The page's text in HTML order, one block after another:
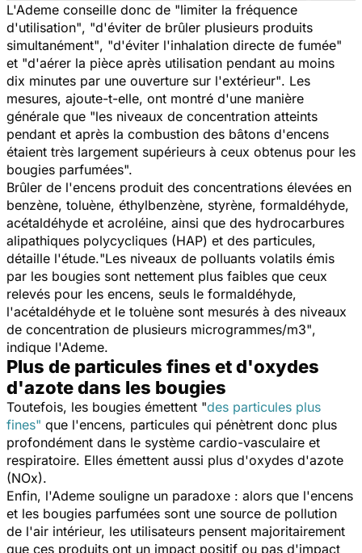
L'Ademe conseille donc de "limiter la fréquence
d'utilisation", "d'éviter de brûler plusieurs produits
simultanément", "d'éviter l'inhalation directe de fumée"
et "d'aérer la pièce après utilisation pendant au moins
dix minutes par une ouverture sur l'extérieur". Les
mesures, ajoute-t-elle, ont montré d'une manière
générale que "les niveaux de concentration atteints
pendant et après la combustion des bâtons d'encens
étaient très largement supérieurs à ceux obtenus pour les
bougies parfumées".
Brûler de l'encens produit des concentrations élevées en
benzène, toluène, éthylbenzène, styrène, formaldéhyde,
acétaldéhyde et acroléine, ainsi que des hydrocarbures
alipathiques polycycliques (HAP) et des particules,
détaille l'étude."Les niveaux de polluants volatils émis
par les bougies sont nettement plus faibles que ceux
relevés pour les encens, seuls le formaldéhyde,
l'acétaldéhyde et le toluène sont mesurés à des niveaux
de concentration de plusieurs microgrammes/m3",
indique l'Ademe.
Plus de particules fines et d'oxydes
d'azote dans les bougies
Toutefois, les bougies émettent "des particules plus
fines" que l'encens, particules qui pénètrent donc plus
profondément dans le système cardio-vasculaire et
respiratoire. Elles émettent aussi plus d'oxydes d'azote
(NOx).
Enfin, l'Ademe souligne un paradoxe : alors que l'encens
et les bougies parfumées sont une source de pollution
de l'air intérieur, les utilisateurs pensent majoritairement
que ces produits ont un impact positif ou pas d'impact